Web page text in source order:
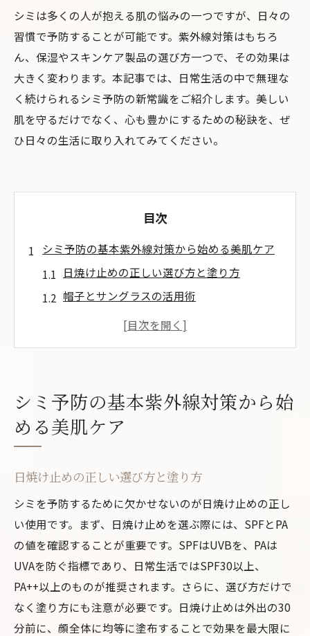
シミは多くの人が抱える肌の悩みの一つですが、日々の
習慣で予防することが可能です。紫外線対策はもちろ
ん、保湿やスキンケア製品の選び方一つで、その効果は
大きく変わります。本記事では、日常生活の中で無理な
く続けられるシミ予防の新常識をご紹介します。美しい
肌を守るだけでなく、心も豊かにするための秘訣を、ぜ
ひ日々の生活に取り入れてみてください。
目次
シミ予防の基本紫外線対策から始める美肌ケア
日焼け止めの正しい選び方と塗り方
帽子とサングラスの活用術
室内でも安心できない紫外線の意外な影響
紫外線とシミの関係日常でできる予防法
紫外線がシミを引き起こすメカニズム
外出時間帯を工夫してシミを防ぐ
紫外線による肌ストレスの軽減策
日常生活に潜む紫外線の意外な原因
家庭でできる手軽な紫外線対策
保湿がシミ予防に必要な理由
肌タイプ別の最適な保湿製品選び
シミ予防の基本紫外線対策から始
める美肌ケア
日焼け止めの正しい選び方と塗り方
シミを予防するために欠かせないのが日焼け止めの正し
い使用です。まず、日焼け止めを選ぶ際には、SPFとPA
の値を確認することが重要です。SPFはUVBを、PAは
UVAを防ぐ指標であり、日常生活ではSPF30以上、
PA++以上のものが推奨されます。さらに、選び方だけで
なく塗り方にも注意が必要です。日焼け止めは外出の30
分前に、顔全体に均等に塗布することで効果を最大限に